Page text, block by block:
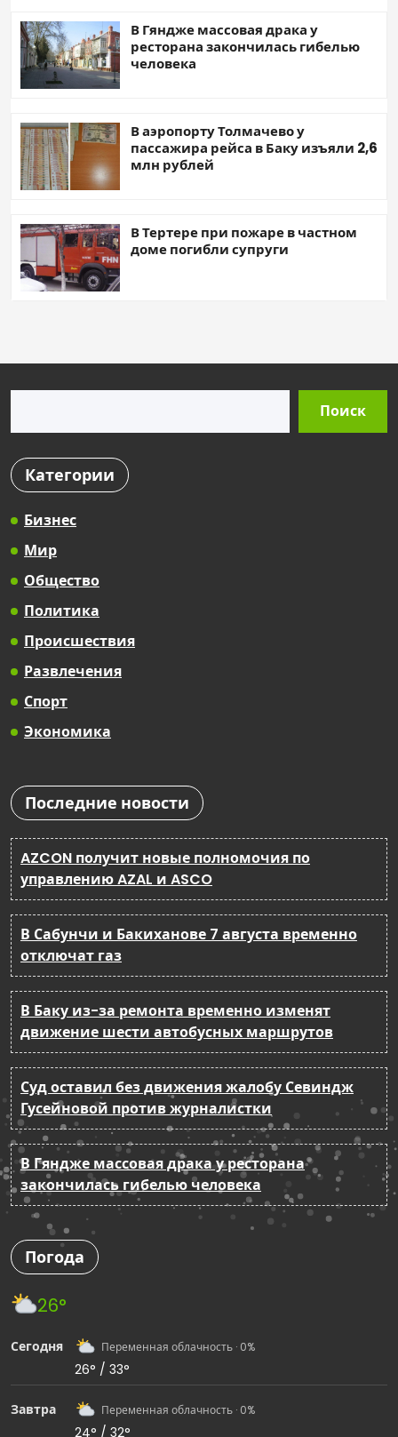
В Гяндже массовая драка у
ресторана закончилась гибелью
человека
В аэропорту Толмачево у
пассажира рейса в Баку изъяли 2,6
млн рублей
В Тертере при пожаре в частном
доме погибли супруги
Поиск
Категории
Бизнес
Мир
Общество
Политика
Происшествия
Развлечения
Спорт
Экономика
Последние новости
AZCON получит новые полномочия по
управлению AZAL и ASCO
В Сабунчи и Бакиханове 7 августа временно
отключат газ
В Баку из-за ремонта временно изменят
движение шести автобусных маршрутов
Суд оставил без движения жалобу Севиндж
Гусейновой против журналистки
В Гяндже массовая драка у ресторана
закончилась гибелью человека
Погода
26°
Сегодня Переменная облачность · 0%
26° / 33°
Завтра Переменная облачность · 0%
24° / 32°